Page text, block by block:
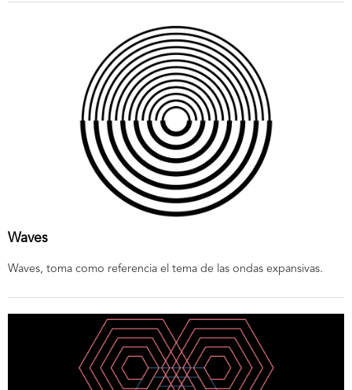
Waves
Waves, toma como referencia el tema de las ondas expansivas.